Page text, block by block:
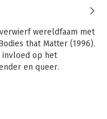
wereldfaam met
that Matter (1996).
op het
en queer.